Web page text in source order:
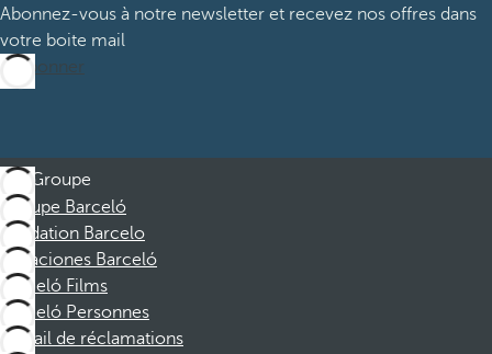
Abonnez-vous à notre newsletter et recevez nos offres dans
votre boite mail
M’abonner
Groupe
Groupe Barceló
Fondation Barcelo
Vacaciones Barceló
Barceló Films
Barceló Personnes
Portail de réclamations